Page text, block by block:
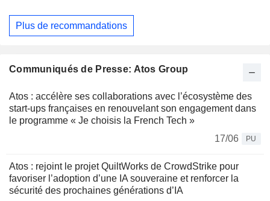
Plus de recommandations
Communiqués de Presse: Atos Group
Atos : accélère ses collaborations avec l’écosystème des
start-ups françaises en renouvelant son engagement dans
le programme « Je choisis la French Tech »
17/06
PU
Atos : rejoint le projet QuiltWorks de CrowdStrike pour
favoriser l’adoption d’une IA souveraine et renforcer la
sécurité des prochaines générations d’IA